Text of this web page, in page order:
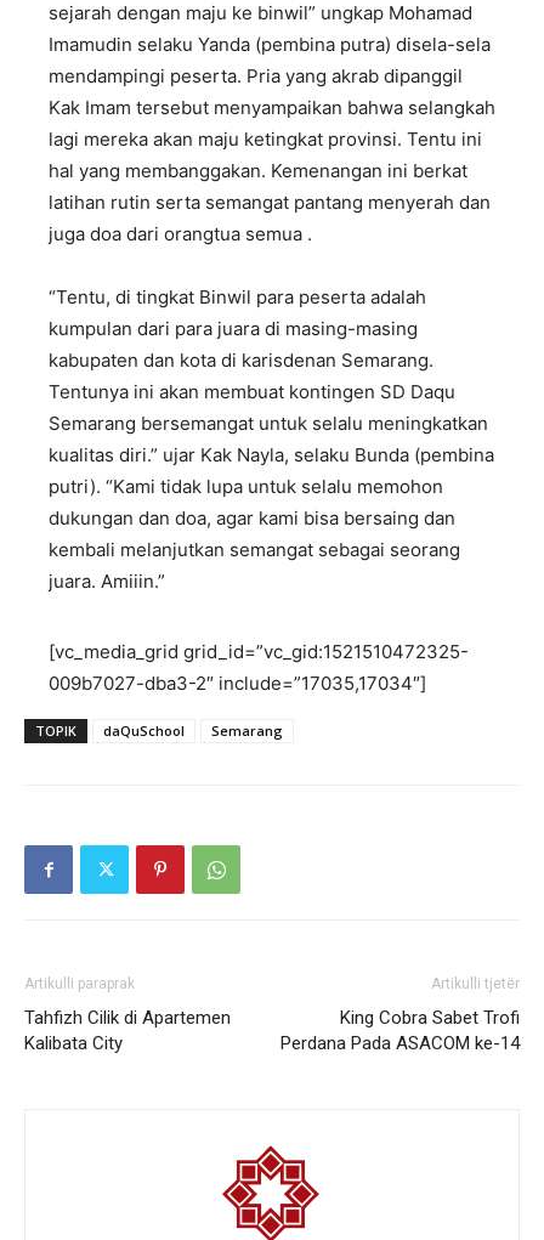
sejarah dengan maju ke binwil” ungkap Mohamad
Imamudin selaku Yanda (pembina putra) disela-sela
mendampingi peserta. Pria yang akrab dipanggil
Kak Imam tersebut menyampaikan bahwa selangkah
lagi mereka akan maju ketingkat provinsi. Tentu ini
hal yang membanggakan. Kemenangan ini berkat
latihan rutin serta semangat pantang menyerah dan
juga doa dari orangtua semua .
“Tentu, di tingkat Binwil para peserta adalah
kumpulan dari para juara di masing-masing
kabupaten dan kota di karisdenan Semarang.
Tentunya ini akan membuat kontingen SD Daqu
Semarang bersemangat untuk selalu meningkatkan
kualitas diri.” ujar Kak Nayla, selaku Bunda (pembina
putri). “Kami tidak lupa untuk selalu memohon
dukungan dan doa, agar kami bisa bersaing dan
kembali melanjutkan semangat sebagai seorang
juara. Amiiin.”
[vc_media_grid grid_id=”vc_gid:1521510472325-
009b7027-dba3-2″ include=”17035,17034″]
TOPIK daQuSchool Semarang
Artikulli paraprak
Tahfizh Cilik di Apartemen
Kalibata City
Artikulli tjetër
King Cobra Sabet Trofi
Perdana Pada ASACOM ke-14